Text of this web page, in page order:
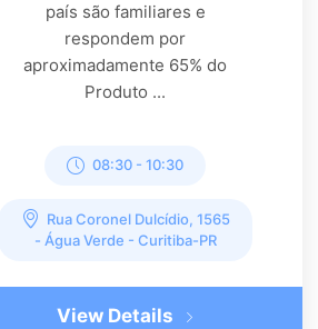
país são familiares e
respondem por
aproximadamente 65% do
Produto ...
08:30 -10:30
Rua Coronel Dulcídio, 1565
- Água Verde - Curitiba-PR
View Details